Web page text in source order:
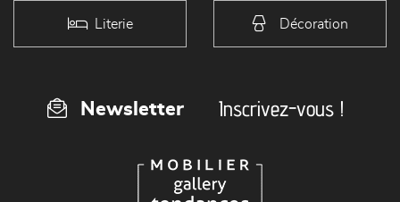
Literie Décoration
Newsletter Inscrivez-vous !